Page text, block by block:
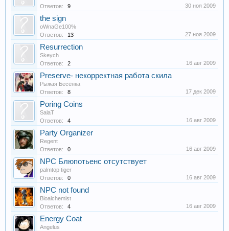
Ответов:
9 30 ноя 2009
the sign
oWnaGe100%
Ответов:
13 27 ноя 2009
Resurrection
Skeych
Ответов:
2 16 авг 2009
Preserve- некорректная работа скила
Рыжая Бесёнка
Ответов:
8 17 дек 2009
Poring Coins
SalaT
Ответов:
4 16 авг 2009
Party Organizer
Regent
Ответов:
0 16 авг 2009
NPC Блюпотьенс отсутствует
palmtop tiger
Ответов:
0 16 авг 2009
NPC not found
Bioalchemist
Ответов:
4 16 авг 2009
Energy Coat
Angelus